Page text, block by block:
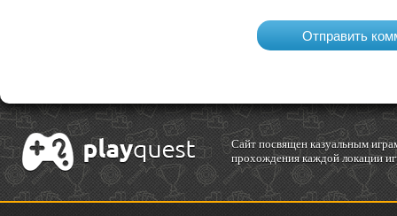
Cайт посвящен казуальным
прохождения каждой локации